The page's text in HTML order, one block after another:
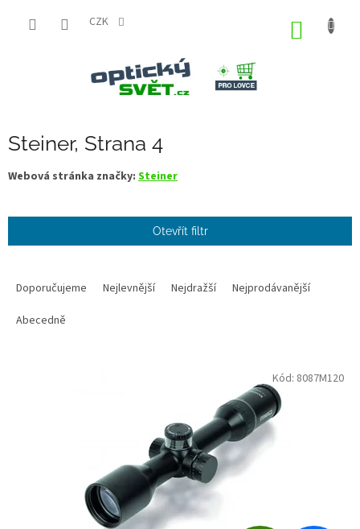
CZK
Steiner, Strana 4
Webová stránka značky: Steiner
Otevřít filtr
e
Doporučujeme Nejlevnější Nejdražší
Nejprodávanější
Abecedně
Kód: 8087M120